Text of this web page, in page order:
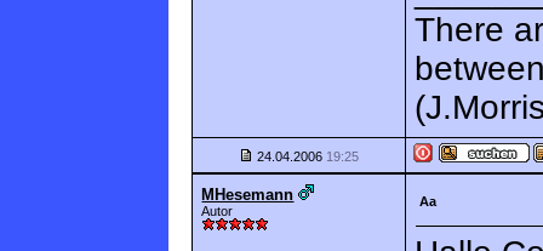
There
24.04.2006 19:25
MHesemann
Autor
Aa